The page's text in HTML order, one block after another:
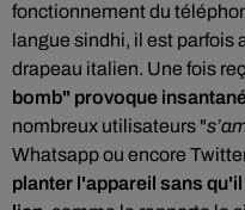
fonctionnement du
langue sindhi, il est parfois
drapeau italien. Une fois
bomb" provoque
nombreux utilisateurs "
Whatsapp ou encore
planter l'appareil sans